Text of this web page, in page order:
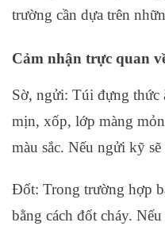
trường cần dựa trên
Cảm nhận trực quan
Sờ, ngửi: Túi đựng thức
mịn, xốp, lớp màng
màu sắc. Nếu ngửi kỹ
Đốt: Trong trường hợp
bằng cách đốt cháy.